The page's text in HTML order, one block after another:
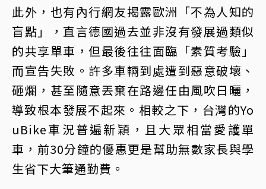
此外，也有內行網友揭露歐洲「不為人知的
盲點」，直言德國過去並非沒有發展過類似
的共享單車，但最後往往面臨「素質考驗」
而宣告失敗。許多車輛到處遭到惡意破壞、
砸爛，甚至隨意丟棄在路邊任由風吹日曬，
導致根本發展不起來。相較之下，台灣的Yo
uBike車況普遍新穎，且大眾相當愛護單
車，前30分鐘的優惠更是幫助無數家長與學
生省下大筆通勤費。